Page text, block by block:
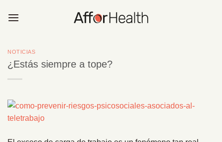
NOTICIAS
¿Estás siempre a tope?